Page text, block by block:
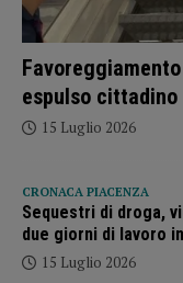
espulso
15 Luglio 2026
CRONACA PIACENZA
Sequestri di droga,
due giorni di lavoro
15 Luglio 2026